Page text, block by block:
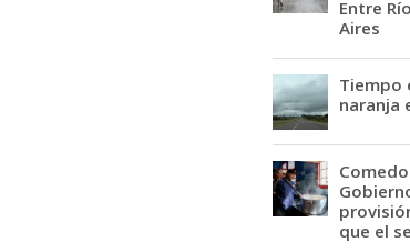
Entre
Aires
Tiempo
naranja
que el